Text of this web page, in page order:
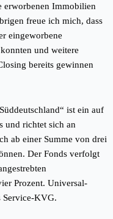
erworbenen Immobilien
freue ich mich, dass
eingeworbene
und weitere
bereits gewinnen
ist ein auf
und richtet sich an
ab einer Summe von drei
Der Fonds verfolgt
Prozent. Universal-
Service-KVG.